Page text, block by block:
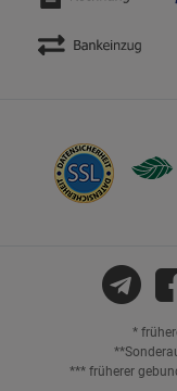
*
*** früherer